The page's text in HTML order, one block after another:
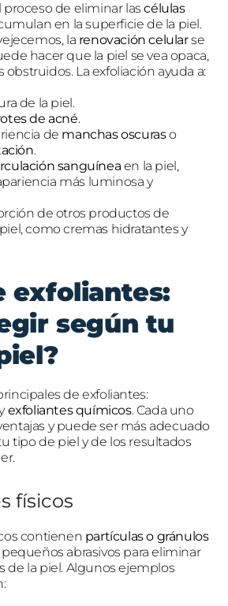
proceso de eliminar lascélulas
en la superficie de la piel.
la renovación celularse
hacer que la piel se vea opaca,
obstruidos. La exfoliación ayuda a:
de la piel.
de acné.
de manchas oscuraso
.
sanguínea en la piel,
más luminosa y
de otros productos de
como cremas hidratantes y
exfoliantes:
según tu
de exfoliantes:
exfoliantes químicos. Cada uno
y puede ser más adecuado
tipo de piel y de los resultados
físicos
contienen partículas o gránulos
abrasivos para eliminar
de la piel. Algunos ejemplos